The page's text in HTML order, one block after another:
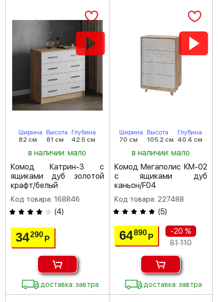
Ширина
82 см
Высота
81 см
Глубина
42.5 см
в наличии: мало
Комод Катрин-3 с
ящиками дуб золотой
крафт/белый
Код товара: 168846
(4)
34290Р
доставка: завтра
Ширина
70 см
Высота
105.2 см
Глубина
40.4 см
в наличии: мало
Комод Мегаполис КМ-02
с ящиками дуб
каньон/F04
Код товара: 227488
(5)
64890 Р
-20 %
81 110
доставка: завтра